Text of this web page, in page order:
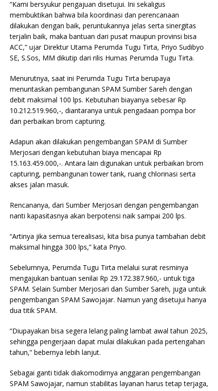
“Kami bersyukur pengajuan disetujui. Ini sekaligus
membuktikan bahwa bila koordinasi dan perencanaan
dilakukan dengan baik, peruntukannya jelas serta sinergitas
terjalin baik, maka bantuan dari pusat maupun provinsi bisa
ACC,” ujar Direktur Utama Perumda Tugu Tirta, Priyo Sudibyo
SE, S.Sos, MM dikutip dari rilis Humas Perumda Tugu Tirta.
Menurutnya, saat ini Perumda Tugu Tirta berupaya
menuntaskan pembangunan SPAM Sumber Sareh dengan
debit maksimal 100 lps. Kebutuhan biayanya sebesar Rp
10.212.519.960,-, diantaranya untuk pengadaan pompa bor
dan perbaikan brom capturing.
Adapun akan dilakukan pengembangan SPAM di Sumber
Merjosari dengan kebutuhan biaya mencapai Rp
15.163.459.000,-. Antara lain digunakan untuk perbaikan brom
capturing, pembangunan tower tank, ruang chlorinasi serta
akses jalan masuk.
Rencananya, dari Sumber Merjosari dengan pengembangan
nanti kapasitasnya akan berpotensi naik sampai 200 lps.
“Artinya jika semua terealisasi, kita bisa punya tambahan debit
maksimal hingga 300 lps,” kata Priyo.
Sebelumnya, Perumda Tugu Tirta melalui surat resminya
mengajukan bantuan senilai Rp 29.172.387.960,- untuk tiga
SPAM. Selain Sumber Merjosari dan Sumber Sareh, juga untuk
pengembangan SPAM Sawojajar. Namun yang disetujui hanya
dua titik SPAM.
“Diupayakan bisa segera lelang paling lambat awal tahun 2025,
sehingga pengerjaan dapat mulai dilakukan pada pertengahan
tahun,” bebernya lebih lanjut.
Sebagai ganti tidak diakomodirnya anggaran pengembangan
SPAM Sawojajar, namun stabilitas layanan harus tetap terjaga,